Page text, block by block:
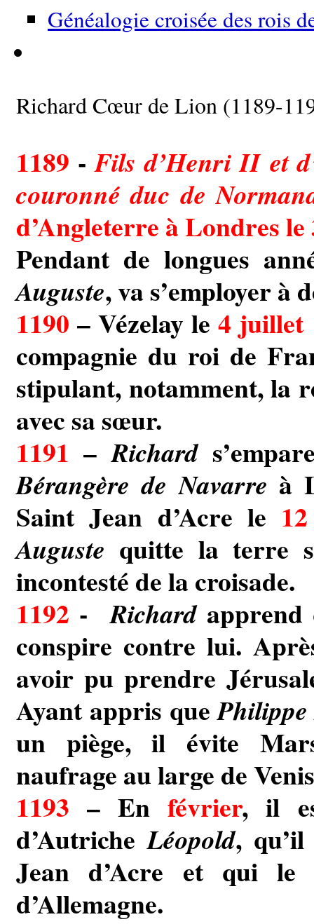
Généalogie croisée des rois
Richard Cœur de Lion (1189-
1189 -Fils d’Henri II et
couronné duc de
d’Angleterre à Londres le
Pendant de longues
Auguste, va s’employer à
1190 – Vézelay le4 juillet
compagnie du roi de
stipulant, notamment, la
avec sa sœur.
1191 –Richard
Bérangère de Navarre à
Saint Jean d’Acre le
Auguste quitte la terre
incontesté de la croisade.
1192 -Richardapprend
conspire contre lui.
avoir pu prendre
Ayant appris que
un piège, il évite
naufrage au large de
1193– En février, il
d’Autriche Léopold,
Jean d’Acre et qui
d’Allemagne.